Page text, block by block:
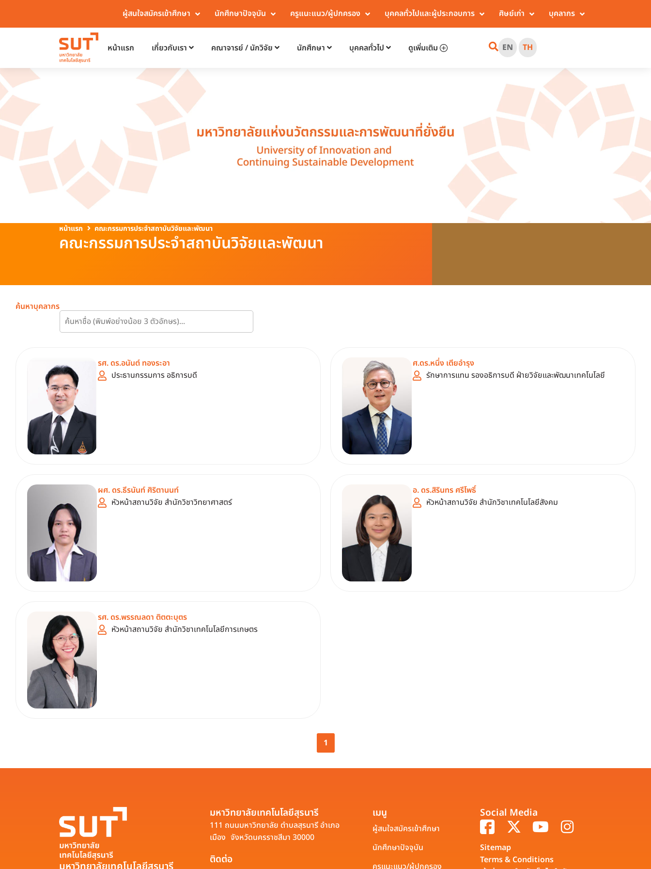
ผู้สนใจสมัครเข้าศึกษา นักศึกษาปัจจุบัน ครูแนะแนว/ผู้ปกครอง บุคคลทั่วไปและผู้ประกอบการ ศิษย์เก่า บุคลากร
หน้าแรก เกี่ยวกับเรา คณาจารย์ / นักวิจัย นักศึกษา บุคคลทั่วไป ดูเพิ่มเติม EN TH
หน้าแรก คณะกรรมการประจำสถาบันวิจัยและพัฒนา
คณะกรรมการประจำสถาบันวิจัยและพัฒนา
ค้นหาบุคลากร
รศ. ดร.อนันต์ ทองระอา
ประธานกรรมการ อธิการบดี
ศ.ดร.หนึ่ง เตียอำรุง
รักษาการแทน รองอธิการบดี ฝ่ายวิจัยและพัฒนาเทคโนโลยี
ผศ. ดร.ธีรนันท์ ศิริตานนท์
หัวหน้าสถานวิจัย สำนักวิชาวิทยาศาสตร์
อ. ดร.สิรินทร ศรีโพธิ์
หัวหน้าสถานวิจัย สำนักวิชาเทคโนโลยีสังคม
รศ. ดร.พรรณลดา ติตตะบุตร
หัวหน้าสถานวิจัย สำนักวิชาเทคโนโลยีการเกษตร
1
มหาวิทยาลัยเทคโนโลยีสุรนารี
111 ถนนมหาวิทยาลัย ตำบลสุรนารี อำเภอ
เมือง จังหวัดนครราชสีมา 30000
ติดต่อ
เมนู
ผู้สนใจสมัครเข้าศึกษา
นักศึกษาปัจจุบัน
ครูแนะแนว/ผู้ปกครอง
Social Media
Sitemap
Terms & Conditions